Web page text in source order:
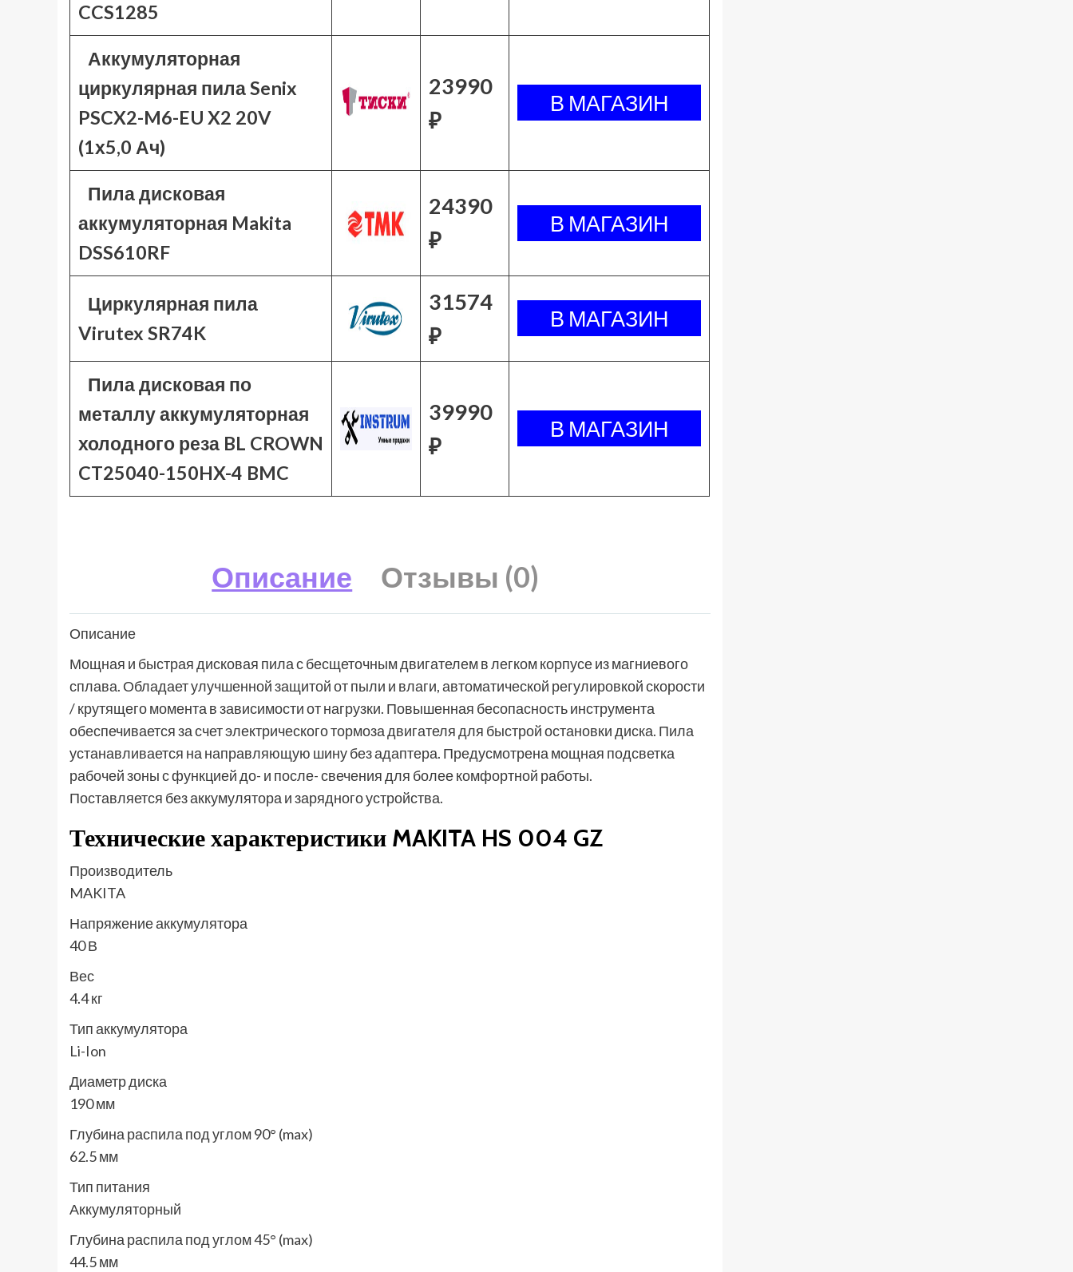
CCS1285
Аккумуляторная
циркулярная пила Senix
PSCX2-M6-EU X2 20V
(1х5,0 Ач)
23990
₽
Пила дисковая
аккумуляторная Makita
DSS610RF
24390
₽
Циркулярная пила
Virutex SR74K
31574
₽
Пила дисковая по
металлу аккумуляторная
холодного реза BL CROWN
CT25040-150HX-4 BMC
39990
₽
Описание Отзывы (0)
Описание
Мощная и быстрая дисковая пила с бесщеточным двигателем в легком корпусе из магниевого
сплава. Обладает улучшенной защитой от пыли и влаги, автоматической регулировкой скорости
/ крутящего момента в зависимости от нагрузки. Повышенная бесопасность инструмента
обеспечивается за счет электрического тормоза двигателя для быстрой остановки диска. Пила
устанавливается на направляющую шину без адаптера. Предусмотрена мощная подсветка
рабочей зоны с функцией до- и после- свечения для более комфортной работы.
Поставляется без аккумулятора и зарядного устройства.
Технические характеристики MAKITA HS 004 GZ
Производитель
MAKITA
Напряжение аккумулятора
40 В
Вес
4.4 кг
Тип аккумулятора
Li-Ion
Диаметр диска
190 мм
Глубина распила под углом 90° (max)
62.5 мм
Тип питания
Аккумуляторный
Глубина распила под углом 45° (max)
44.5 мм